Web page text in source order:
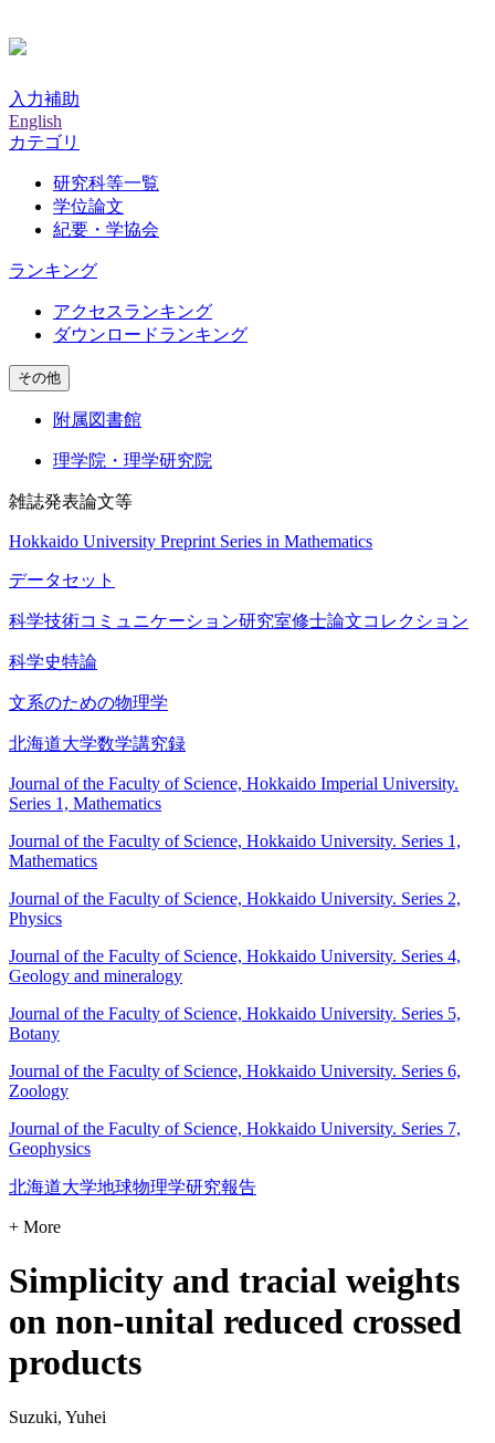
入力補助
English
カテゴリ
研究科等一覧
学位論文
紀要・学協会
ランキング
アクセスランキング
ダウンロードランキング
その他
附属図書館
理学院・理学研究院
雑誌発表論文等
Hokkaido University Preprint Series in Mathematics
データセット
科学技術コミュニケーション研究室修士論文コレクション
科学史特論
文系のための物理学
北海道大学数学講究録
Journal of the Faculty of Science, Hokkaido Imperial University.
Series 1, Mathematics
Journal of the Faculty of Science, Hokkaido University. Series 1,
Mathematics
Journal of the Faculty of Science, Hokkaido University. Series 2,
Physics
Journal of the Faculty of Science, Hokkaido University. Series 4,
Geology and mineralogy
Journal of the Faculty of Science, Hokkaido University. Series 5,
Botany
Journal of the Faculty of Science, Hokkaido University. Series 6,
Zoology
Journal of the Faculty of Science, Hokkaido University. Series 7,
Geophysics
北海道大学地球物理学研究報告
+ More
Simplicity and tracial weights
on non-unital reduced crossed
products
Suzuki, Yuhei